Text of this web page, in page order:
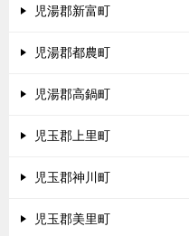
児湯郡新富町
児湯郡都農町
児湯郡高鍋町
児玉郡上里町
児玉郡神川町
児玉郡美里町